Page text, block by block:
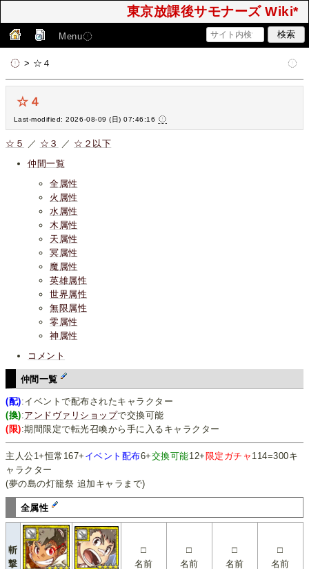
東京放課後サモナーズ Wiki*
Menu
> ☆４
☆４
Last-modified: 2026-08-09 (日) 07:46:16
☆５ ／ ☆３ ／ ☆２以下
仲間一覧
全属性
火属性
水属性
木属性
天属性
冥属性
魔属性
英雄属性
世界属性
無限属性
零属性
神属性
コメント
仲間一覧
(配):イベントで配布されたキャラクター
(換):アンドヴァリショップで交換可能
(限):期間限定で転光召喚から手に入るキャラクター
主人公1+恒常167+ イベント配布6+交換可能12+ 限定ガチャ 114=300キ
ャラクター
(夢の島の灯籠祭 追加キャラまで)
全属性
斬
撃
□
名前
□
名前
□
名前
□
名前